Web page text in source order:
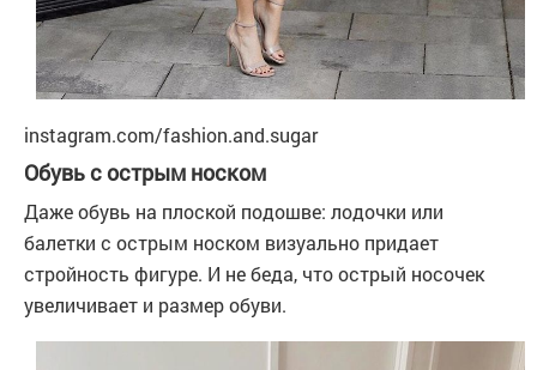
instagram.com/fashion.and.sugar
Обувь с острым носком
Даже обувь на плоской подошве: лодочки или
балетки с острым носком визуально придает
стройность фигуре. И не беда, что острый носочек
увеличивает и размер обуви.